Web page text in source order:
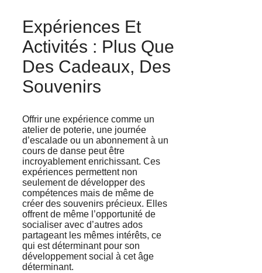
Expériences Et
Activités : Plus Que
Des Cadeaux, Des
Souvenirs
Offrir une expérience comme un
atelier de poterie, une journée
d’escalade ou un abonnement à un
cours de danse peut être
incroyablement enrichissant. Ces
expériences permettent non
seulement de développer des
compétences mais de même de
créer des souvenirs précieux. Elles
offrent de même l’opportunité de
socialiser avec d’autres ados
partageant les mêmes intérêts, ce
qui est déterminant pour son
développement social à cet âge
déterminant.